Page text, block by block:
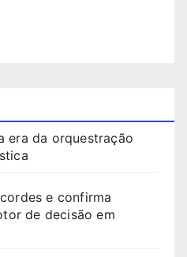
era da orquestração
e confirma
de decisão em